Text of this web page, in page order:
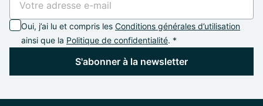
Oui, j’ai lu et compris les Conditions générales d’utilisation
ainsi que la Politique de confidentialité. *
S'abonner à la newsletter